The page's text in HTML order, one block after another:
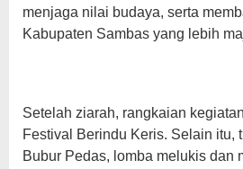
menjaga nilai budaya, serta
Kabupaten Sambas yang lebih
Setelah ziarah, rangkaian
Festival Berindu Keris. Selain itu,
Bubur Pedas, lomba melukis dan